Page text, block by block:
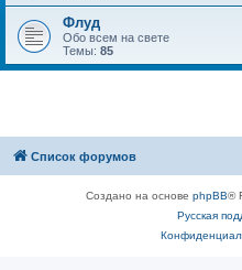
Флуд
Обо всем на свете
Темы: 85
Список форумов
Создано на основе phpBB®
Русская